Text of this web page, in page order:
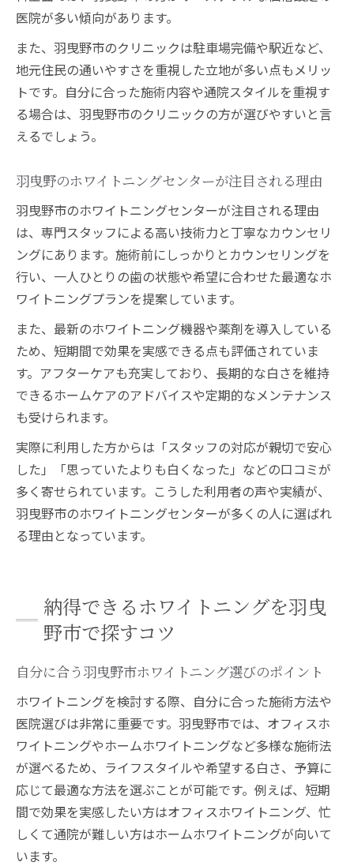
医院が多い傾向があります。
また、羽曳野市のクリニックは駐車場完備や駅近など、
地元住民の通いやすさを重視した立地が多い点もメリッ
トです。自分に合った施術内容や通院スタイルを重視す
る場合は、羽曳野市のクリニックの方が選びやすいと言
えるでしょう。
羽曳野のホワイトニングセンターが注目される理由
羽曳野市のホワイトニングセンターが注目される理由
は、専門スタッフによる高い技術力と丁寧なカウンセリ
ングにあります。施術前にしっかりとカウンセリングを
行い、一人ひとりの歯の状態や希望に合わせた最適なホ
ワイトニングプランを提案しています。
また、最新のホワイトニング機器や薬剤を導入している
ため、短期間で効果を実感できる点も評価されていま
す。アフターケアも充実しており、長期的な白さを維持
できるホームケアのアドバイスや定期的なメンテナンス
も受けられます。
実際に利用した方からは「スタッフの対応が親切で安心
した」「思っていたよりも白くなった」などの口コミが
多く寄せられています。こうした利用者の声や実績が、
羽曳野市のホワイトニングセンターが多くの人に選ばれ
る理由となっています。
納得できるホワイトニングを羽曳
野市で探すコツ
自分に合う羽曳野市ホワイトニング選びのポイント
ホワイトニングを検討する際、自分に合った施術方法や
医院選びは非常に重要です。羽曳野市では、オフィスホ
ワイトニングやホームホワイトニングなど多様な施術法
が選べるため、ライフスタイルや希望する白さ、予算に
応じて最適な方法を選ぶことが可能です。例えば、短期
間で効果を実感したい方はオフィスホワイトニング、忙
しくて通院が難しい方はホームホワイトニングが向いて
います。